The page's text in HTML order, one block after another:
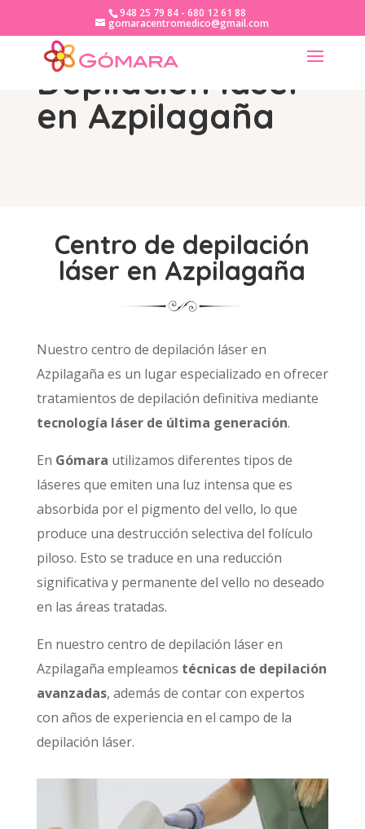
948 25 79 84 - 680 12 61 88
gomaracentromedico@gmail.com
Depilación láser
en Azpilagaña
Centro de depilación
láser en Azpilagaña
Nuestro centro de depilación láser en
Azpilagaña es un lugar especializado en ofrecer
tratamientos de depilación definitiva mediante
tecnología láser de última generación.
En Gómara utilizamos diferentes tipos de
láseres que emiten una luz intensa que es
absorbida por el pigmento del vello, lo que
produce una destrucción selectiva del folículo
piloso. Esto se traduce en una reducción
significativa y permanente del vello no deseado
en las áreas tratadas.
En nuestro centro de depilación láser en
Azpilagaña empleamos técnicas de depilación
avanzadas, además de contar con expertos
con años de experiencia en el campo de la
depilación láser.